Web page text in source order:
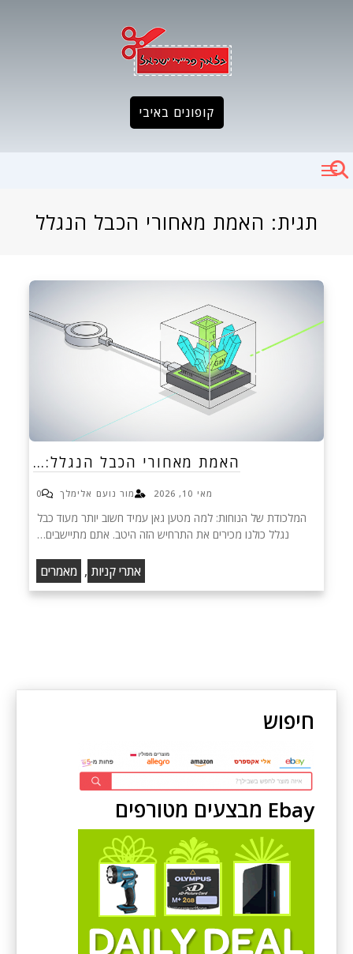
קופונים באיבי
תגית: האמת מאחורי הכבל הנגלל
האמת מאחורי הכבל הנגלל:…
מאי 10, 2026 מור נועם אלימלך 0
המלכודת של הנוחות: למה מטען גאן עמיד חשוב יותר מעוד כבל
נגלל כולנו מכירים את התרחיש הזה היטב. אתם מתיישבים…
אתרי קניות , מאמרים
חיפוש
Ebay מבצעים מטורפים